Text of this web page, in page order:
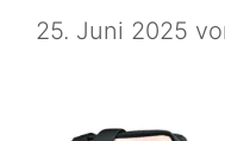
25. Juni 2025